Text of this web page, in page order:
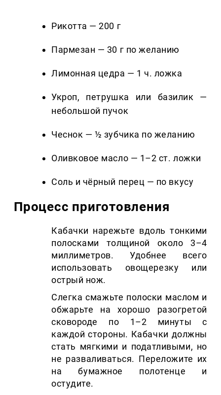
Рикотта — 200 г
Пармезан — 30 г по желанию
Лимонная цедра — 1 ч. ложка
Укроп, петрушка или базилик —
небольшой пучок
Чеснок — ½ зубчика по желанию
Оливковое масло — 1–2 ст. ложки
Соль и чёрный перец — по вкусу
Процесс приготовления
Кабачки нарежьте вдоль тонкими
полосками толщиной около 3–4
миллиметров. Удобнее всего
использовать овощерезку или
острый нож.
Слегка смажьте полоски маслом и
обжарьте на хорошо разогретой
сковороде по 1–2 минуты с
каждой стороны. Кабачки должны
стать мягкими и податливыми, но
не разваливаться. Переложите их
на бумажное полотенце и
остудите.